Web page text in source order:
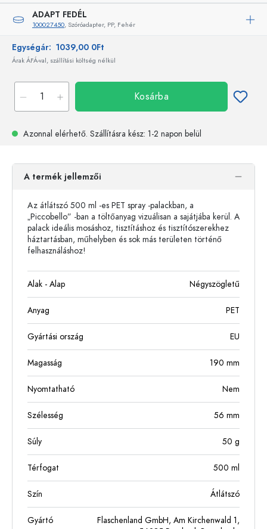
ADAPT FEDÉL
100027450, Szóróadapter, PP, Fehér
Egységár: 1039,00 0Ft
Árak ÁFÁ-val, szállítási költség nélkül
Kosárba
Azonnal elérhető. Szállításra kész: 1-2 napon belül
A termék jellemzői
Az átlátszó 500 ml -es PET spray -palackban, a
„Piccobello” -ban a töltőanyag vizuálisan a sajátjába kerül. A
palack ideális mosáshoz, tisztításhoz és tisztítószerekhez
háztartásban, műhelyben és sok más területen történő
felhasználáshoz!
Alak - Alap Négyszögletű
Anyag PET
Gyártási ország EU
Magasság 190 mm
Nyomtatható Nem
Szélesség 56 mm
Súly 50 g
Térfogat 500 ml
Szín Átlátszó
Gyártó
Flaschenland GmbH, Am Kirchenwald 1,